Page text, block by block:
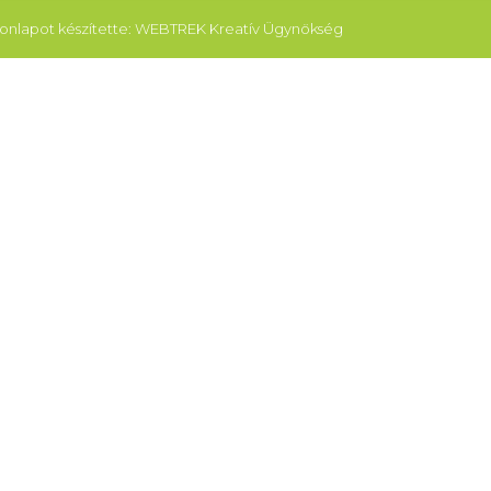
készítette: WEBTREK Kreatív Ügynökség